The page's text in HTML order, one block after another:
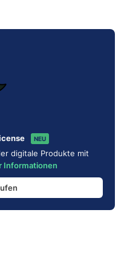
NEU
digitale Produkte mit
Informationen